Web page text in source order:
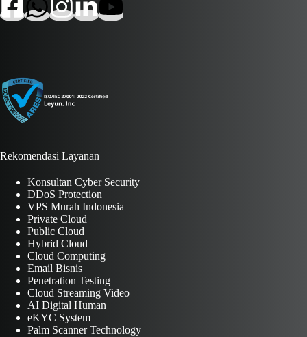
Rekomendasi Layanan
Konsultan Cyber Security
DDoS Protection
VPS Murah Indonesia
Private Cloud
Public Cloud
Hybrid Cloud
Cloud Computing
Email Bisnis
Penetration Testing
Cloud Streaming Video
AI Digital Human
eKYC System
Palm Scanner Technology